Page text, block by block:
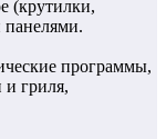
(крутилки,
панелями.
программы,
гриля,